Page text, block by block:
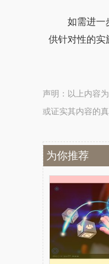
如需进一
供针对性的实
声明：以上内容
或证实其内容的
为你推荐